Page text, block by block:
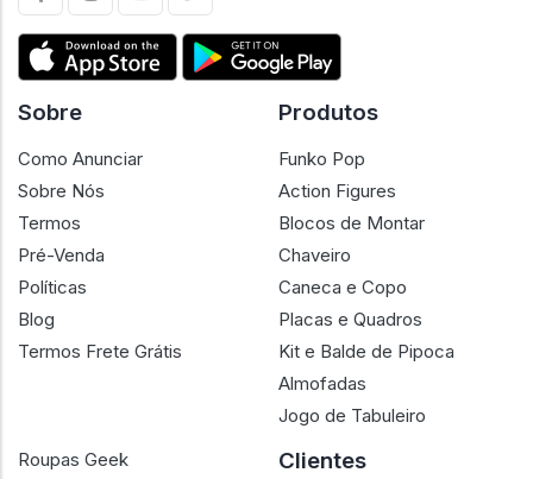
Sobre
Como Anunciar
Sobre Nós
Termos
Pré-Venda
Políticas
Blog
Termos Frete Grátis
Produtos
Funko Pop
Action Figures
Blocos de Montar
Chaveiro
Caneca e Copo
Placas e Quadros
Kit e Balde de Pipoca
Almofadas
Jogo de Tabuleiro
Roupas Geek
Clientes